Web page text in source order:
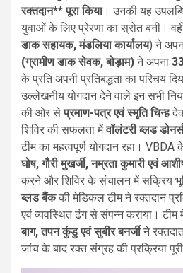
रक्तदान** पूरा किया। उनकी यह
युवाओं के लिए प्रेरणा का स्रोत बनी।
डाक सहायक, मंडलिया कार्यालय) ने
(ग्रामीण डाक सेवक, बोड़ाम) ने अपना
के प्रति अपनी प्रतिबद्धता का परिचय
उल्लेखनीय योगदान देने वाले इन सभी
की ओर सेप्रमाण-पत्र एवं स्मृति चिन्ह
शिविर की सफलता मेंवॉलंटरी ब्लड
टीम का महत्वपूर्ण योगदान रहा। VBDA
घोष, गौरी मुखर्जी, नम्रता कुमारी एवं
करने और शिविर के संचालन में सक्रिय
ब्लड बैंककी मेडिकल टीम ने रक्तदान
एवं व्यवस्थित ढंग से संपन्न कराया। टीम
बाग, तपन कुंडु एवं सुबीर बनर्जीने
जांच के बाद रक्त संग्रह की प्रक्रिया